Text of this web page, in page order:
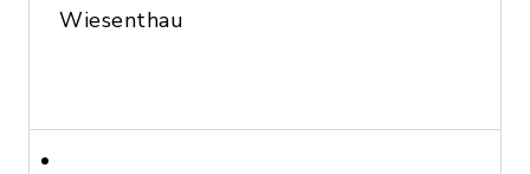
Wiesenthau